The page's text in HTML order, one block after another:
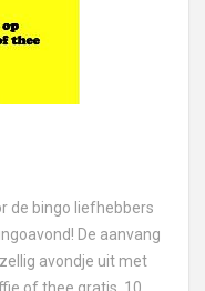
de bingo liefhebbers
De aanvang
avondje uit met